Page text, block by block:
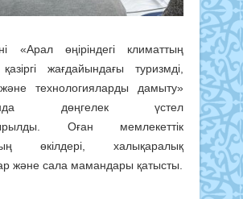
«Арал өңіріндегі климаттың
қазіргі жағдайындағы туризмді,
технологияларды дамыту»
дөңгелек үстел
Оған мемлекеттік
өкілдері, халықаралық
және сала мамандары қатысты.